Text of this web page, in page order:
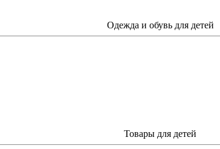
Одежда и обувь для детей
Товары для детей